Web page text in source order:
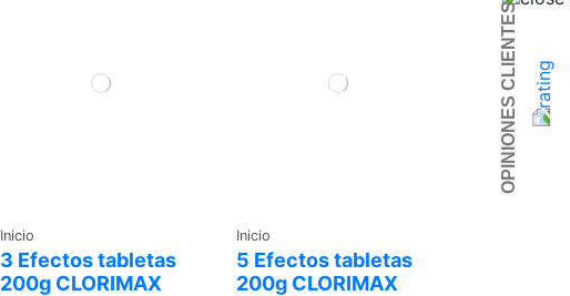
Inicio
3 Efectos tabletas
200g CLORIMAX
Inicio
5 Efectos tabletas
200g CLORIMAX
OPINIONES CLIENTES